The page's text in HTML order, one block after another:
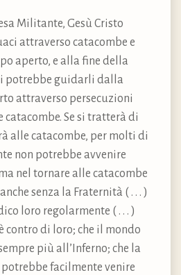
Militante, Gesù Cristo
attraverso catacombe e
aperto, e alla fine della
potrebbe guidarli dalla
attraverso persecuzioni
catacombe. Se si tratterà di
alle catacombe, per molti di
non potrebbe avvenire
nel tornare alle catacombe
senza la Fraternità ( . . . )
loro regolarmente ( . . . )
contro di loro; che il mondo
più all’Inferno; che la
potrebbe facilmente venire